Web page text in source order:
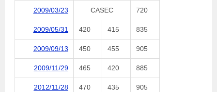
2009/03/23 CASEC 720
2009/05/31 420 415 835
2009/09/13 450 455 905
2009/11/29 465 420 885
2012/11/28 470 435 905